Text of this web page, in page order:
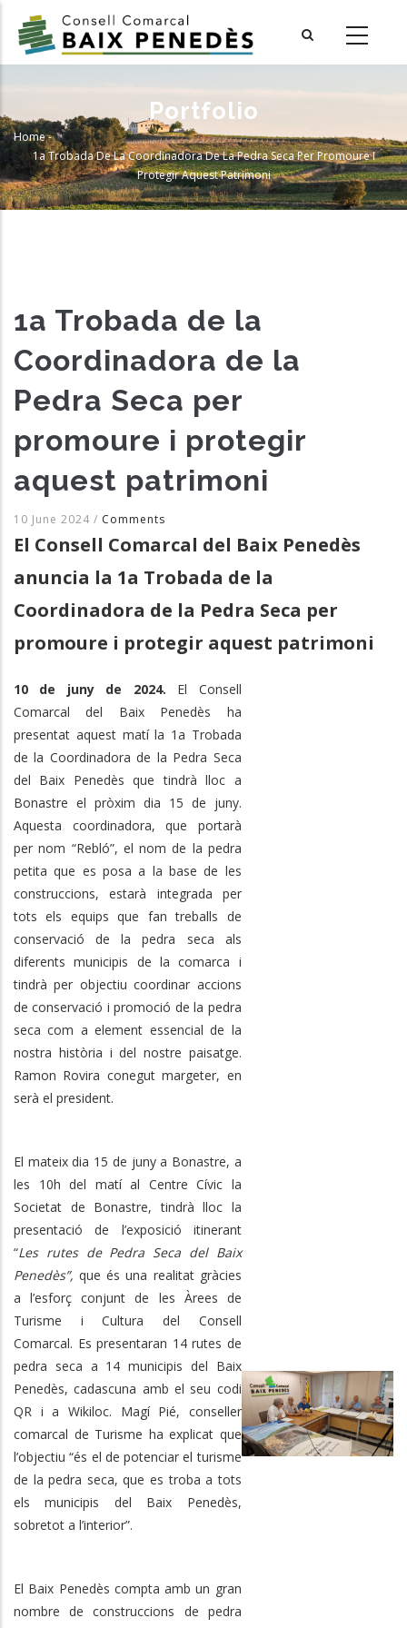
main
Portfolio
Breadcrumb
Home-
1a Trobada De La Coordinadora De La Pedra Seca Per Promoure I
Protegir Aquest Patrimoni
1a Trobada de la
Coordinadora de la
Pedra Seca per
promoure i protegir
aquest patrimoni
10 June 2024 / Comments
El Consell Comarcal del Baix Penedès
anuncia la 1a Trobada de la
Coordinadora de la Pedra Seca per
promoure i protegir aquest patrimoni
10 de juny de 2024. El Consell
Comarcal del Baix Penedès ha
presentat aquest matí la 1a Trobada
de la Coordinadora de la Pedra Seca
del Baix Penedès que tindrà lloc a
Bonastre el pròxim dia 15 de juny.
Aquesta coordinadora, que portarà
per nom “Rebló”, el nom de la pedra
petita que es posa a la base de les
construccions, estarà integrada per
tots els equips que fan treballs de
conservació de la pedra seca als
diferents municipis de la comarca i
tindrà per objectiu coordinar accions
de conservació i promoció de la pedra
seca com a element essencial de la
nostra història i del nostre paisatge.
Ramon Rovira conegut margeter, en
serà el president.
El mateix dia 15 de juny a Bonastre, a
les 10h del matí al Centre Cívic la
Societat de Bonastre, tindrà lloc la
presentació de l’exposició itinerant
“Les rutes de Pedra Seca del Baix
Penedès”,que és una realitat gràcies
a l’esforç conjunt de les Àrees de
Turisme i Cultura del Consell
Comarcal. Es presentaran 14 rutes de
pedra seca a 14 municipis del Baix
Penedès, cadascuna amb el seu codi
QR i a Wikiloc. Magí Pié, conseller
comarcal de Turisme ha explicat que
l’objectiu “és el de potenciar el turisme
de la pedra seca, que es troba a tots
els municipis del Baix Penedès,
sobretot a l’interior”.
El Baix Penedès compta amb un gran
nombre de construccions de pedra